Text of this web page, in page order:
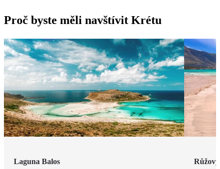
Proč byste měli navštívit Krétu
Laguna Balos